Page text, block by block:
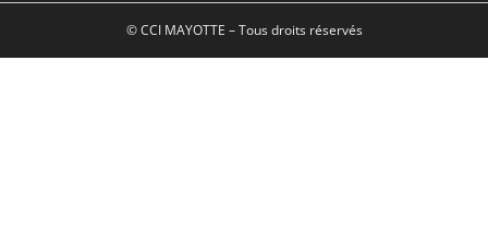
© CCI MAYOTTE – Tous droits réservés